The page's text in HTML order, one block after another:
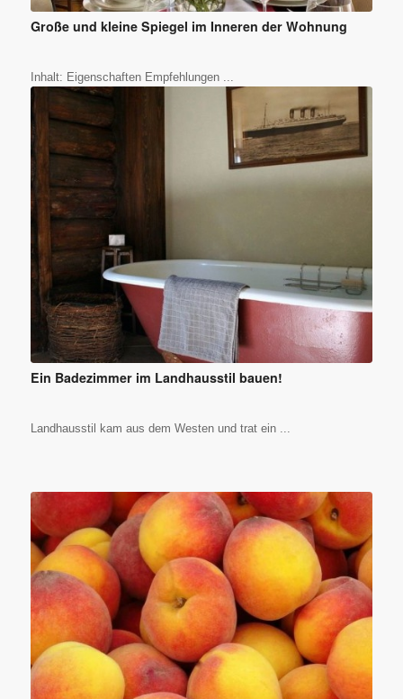
Große und kleine Spiegel im Inneren der Wohnung
Inhalt: Eigenschaften Empfehlungen ...
Ein Badezimmer im Landhausstil bauen!
Landhausstil kam aus dem Westen und trat ein ...